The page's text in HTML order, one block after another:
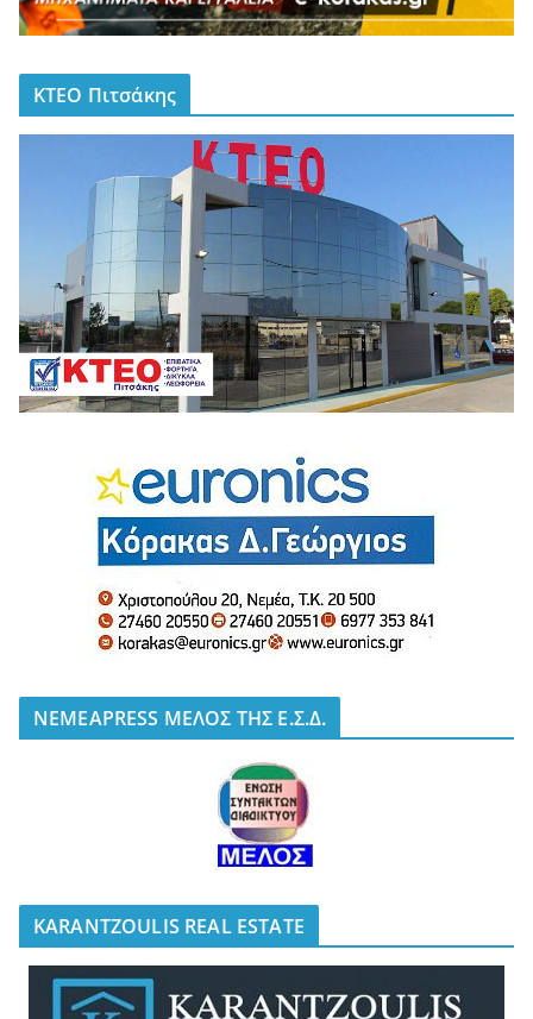
ΚΤΕΟ Πιτσάκης
NEMEAPRESS ΜΕΛΟΣ ΤΗΣ Ε.Σ.Δ.
KARANTZOULIS REAL ESTATE